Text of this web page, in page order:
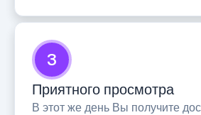
3
Приятного просмотра
В этот же день Вы получите